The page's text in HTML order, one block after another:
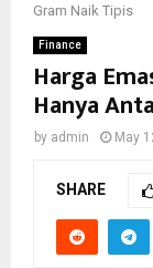
M
Gram Naik Tipis
Finance
Harga
Hanya
by admin May
SHARE